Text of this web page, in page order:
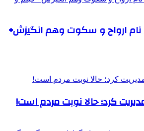
نام ارواح و سکوت وهم انگیزش+
کرد؛ حالا نوبت مردم است!